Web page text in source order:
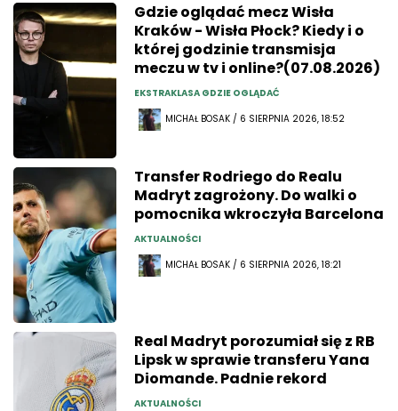
Gdzie oglądać mecz Wisła
Kraków - Wisła Płock? Kiedy i o
której godzinie transmisja
meczu w tv i online?(07.08.2026)
EKSTRAKLASA GDZIE OGLĄDAĆ
MICHAŁ BOSAK / 6 SIERPNIA 2026, 18:52
Transfer Rodriego do Realu
Madryt zagrożony. Do walki o
pomocnika wkroczyła Barcelona
AKTUALNOŚCI
MICHAŁ BOSAK / 6 SIERPNIA 2026, 18:21
Real Madryt porozumiał się z RB
Lipsk w sprawie transferu Yana
Diomande. Padnie rekord
AKTUALNOŚCI